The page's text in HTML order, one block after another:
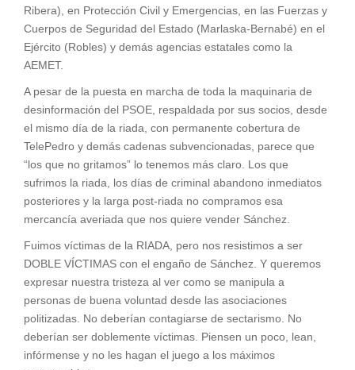
Ribera), en Protección Civil y Emergencias, en las Fuerzas y
Cuerpos de Seguridad del Estado (Marlaska-Bernabé) en el
Ejército (Robles) y demás agencias estatales como la
AEMET.
A pesar de la puesta en marcha de toda la maquinaria de
desinformación del PSOE, respaldada por sus socios, desde
el mismo día de la riada, con permanente cobertura de
TelePedro y demás cadenas subvencionadas, parece que
“los que no gritamos” lo tenemos más claro. Los que
sufrimos la riada, los días de criminal abandono inmediatos
posteriores y la larga post-riada no compramos esa
mercancía averiada que nos quiere vender Sánchez.
Fuimos víctimas de la RIADA, pero nos resistimos a ser
DOBLE VÍCTIMAS con el engaño de Sánchez. Y queremos
expresar nuestra tristeza al ver como se manipula a
personas de buena voluntad desde las asociaciones
politizadas. No deberían contagiarse de sectarismo. No
deberían ser doblemente víctimas. Piensen un poco, lean,
infórmense y no les hagan el juego a los máximos